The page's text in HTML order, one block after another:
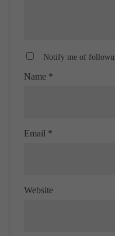
Notify me of
Name *
Email *
Website